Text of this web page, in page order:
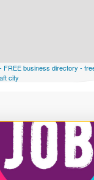
FREE business directory -
city